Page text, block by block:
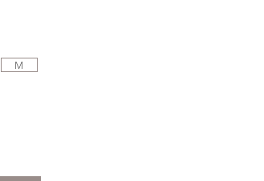
M